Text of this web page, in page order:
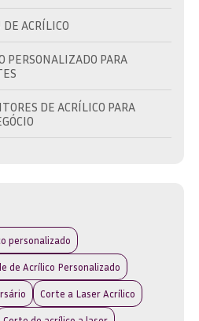
DE ACRÍLICO
personalizado
de Acrílico Personalizado
Corte a Laser Acrílico